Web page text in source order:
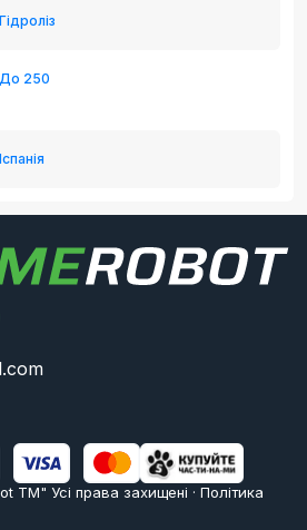
Гідроліз
До 250
Іспанія
ТМ" Усi права захищені · Політика